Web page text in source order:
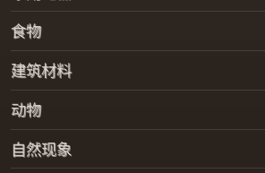
食物
建筑材料
动物
自然现象